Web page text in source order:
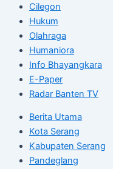
Cilegon
Hukum
Olahraga
Humaniora
Info Bhayangkara
E-Paper
Radar Banten TV
Berita Utama
Kota Serang
Kabupaten Serang
Pandeglang